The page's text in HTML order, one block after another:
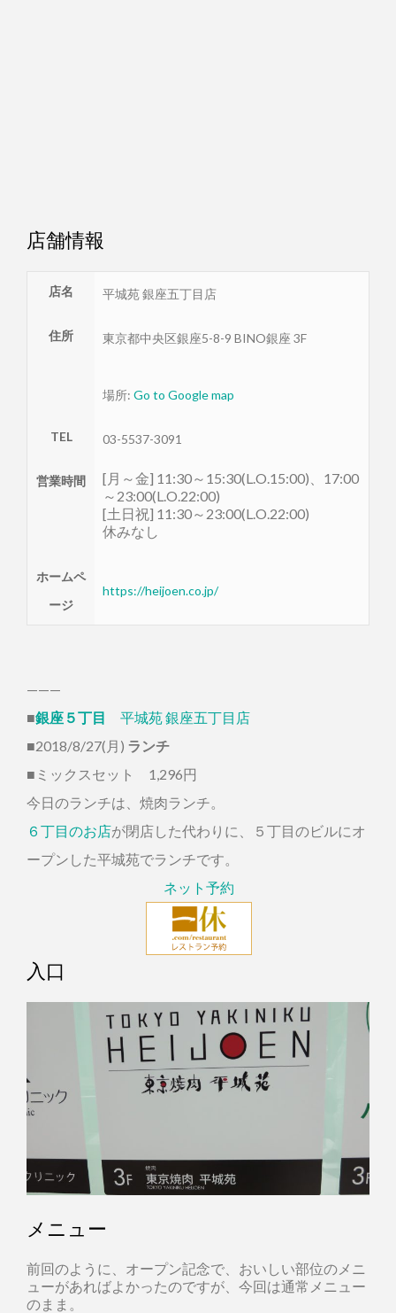
店舗情報
店名 平城苑 銀座五丁目店
住所 東京都中央区銀座5-8-9 BINO銀座 3F
場所: Go to Google map
TEL 03-5537-3091
営業時間
[月～金] 11:30～15:30(L.O.15:00)、17:00
～23:00(L.O.22:00)
[土日祝] 11:30～23:00(L.O.22:00)
休みなし
ホームペ
ージ
https://heijoen.co.jp/
———
■銀座５丁目
平城苑 銀座五丁目店
■2018/8/27(月) ランチ
■ミックスセット 1,296円
今日のランチは、焼肉ランチ。
６丁目のお店が閉店した代わりに、５丁目のビルにオ
ープンした平城苑でランチです。
ネット予約
入口
メニュー
前回のように、オープン記念で、おいしい部位のメニ
ューがあればよかったのですが、今回は通常メニュー
のまま。